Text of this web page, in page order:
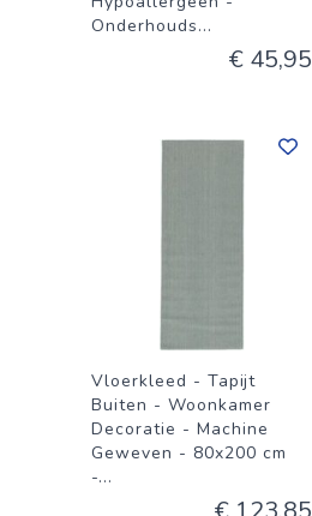
Onderhouds...
€ 45,95
Vloerkleed - Tapijt
Buiten - Woonkamer
Decoratie - Machine
Geweven - 80x200 cm
-...